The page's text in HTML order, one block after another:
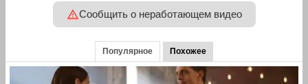
Сообщить о неработающем видео
Популярное Похожее